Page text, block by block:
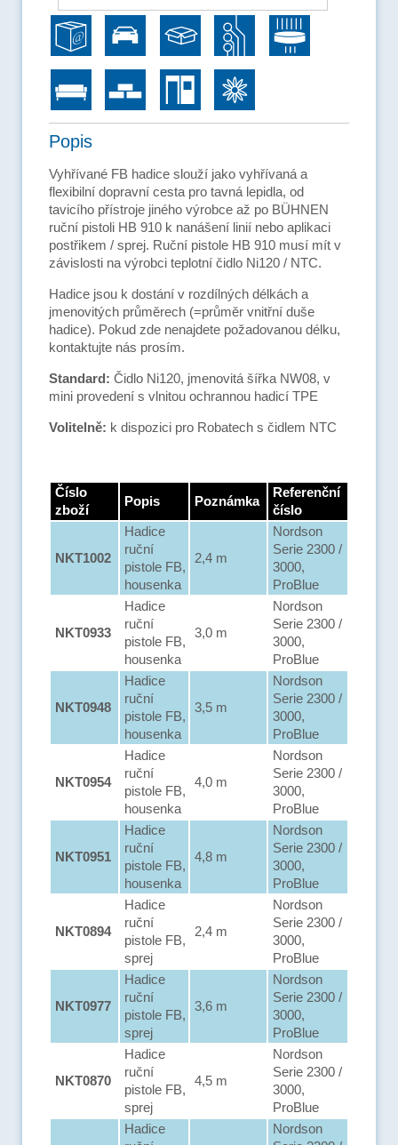
Popis
Vyhřívané FB hadice slouží jako vyhřívaná a
flexibilní dopravní cesta pro tavná lepidla, od
tavicího přístroje jiného výrobce až po BÜHNEN
ruční pistoli HB 910 k nanášení linií nebo aplikaci
postřikem / sprej. Ruční pistole HB 910 musí mít v
závislosti na výrobci teplotní čidlo Ni120 / NTC.
Hadice jsou k dostání v rozdílných délkách a
jmenovitých průměrech (=průměr vnitřní duše
hadice). Pokud zde nenajdete požadovanou délku,
kontaktujte nás prosím.
Standard: Čidlo Ni120, jmenovitá šířka NW08, v
mini provedení s vlnitou ochrannou hadicí TPE
Volitelně: k dispozici pro Robatech s čidlem NTC
Číslo
zboží
Popis Poznámka
Referenční
číslo
NKT1002
Hadice
ruční
pistole FB,
housenka
2,4 m
Nordson
Serie 2300 /
3000,
ProBlue
NKT0933
Hadice
ruční
pistole FB,
housenka
3,0 m
Nordson
Serie 2300 /
3000,
ProBlue
NKT0948
Hadice
ruční
pistole FB,
housenka
3,5 m
Nordson
Serie 2300 /
3000,
ProBlue
NKT0954
Hadice
ruční
pistole FB,
housenka
4,0 m
Nordson
Serie 2300 /
3000,
ProBlue
NKT0951
Hadice
ruční
pistole FB,
housenka
4,8 m
Nordson
Serie 2300 /
3000,
ProBlue
NKT0894
Hadice
ruční
pistole FB,
sprej
2,4 m
Nordson
Serie 2300 /
3000,
ProBlue
NKT0977
Hadice
ruční
pistole FB,
sprej
3,6 m
Nordson
Serie 2300 /
3000,
ProBlue
NKT0870
Hadice
ruční
pistole FB,
sprej
4,5 m
Nordson
Serie 2300 /
3000,
ProBlue
Hadice
Nordson